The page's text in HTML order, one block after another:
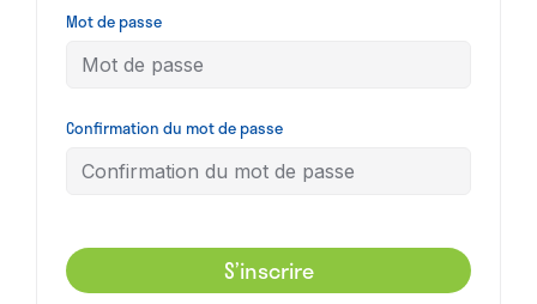
Mot de passe
Confirmation du mot de passe
S’inscrire